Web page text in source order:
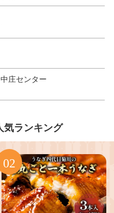
庄センター
気ランキング